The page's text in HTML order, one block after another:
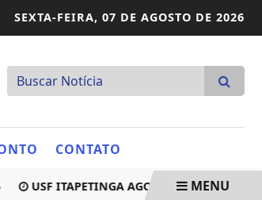
SEXTA-FEIRA, 07 DE AGOSTO DE 2026
CONTATO
USF ITAPETINGA AGORA ATENDE COM A
MENU